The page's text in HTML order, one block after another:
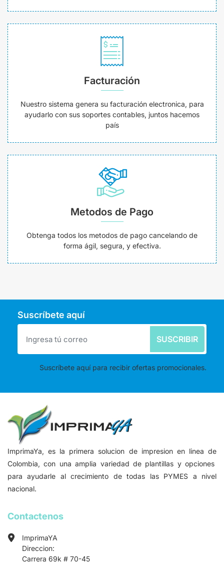
Facturación
Nuestro sistema genera su facturación electronica, para
ayudarlo con sus soportes contables, juntos hacemos
país
Metodos de Pago
Obtenga todos los metodos de pago cancelando de
forma ágil, segura, y efectiva.
Suscríbete aquí
SUSCRIBIR
Suscríbete aquí para recibir ofertas promocionales.
ImprimaYa, es la primera solucion de impresion en linea de
Colombia, con una amplia variedad de plantillas y opciones
para ayudarle al crecimiento de todas las PYMES a nivel
nacional.
Contactenos
ImprimaYA
Direccion:
Carrera 69k # 70-45